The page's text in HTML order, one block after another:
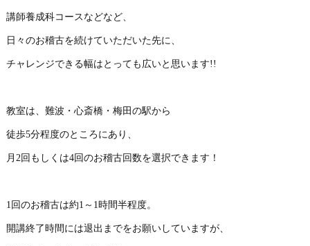
講師養成科コースなどなど、
日々のお稽古を続けていただいた先に、
チャレンジできる幅はとっても広いと思います!!
教室は、難波・心斎橋・梅田の駅から
徒歩5分程度のところにあり、
月2回もしくは4回のお稽古回数を選択できます！
1回のお稽古は約1～1時間半程度。
開講終了時間には退出までをお願いしていますが、